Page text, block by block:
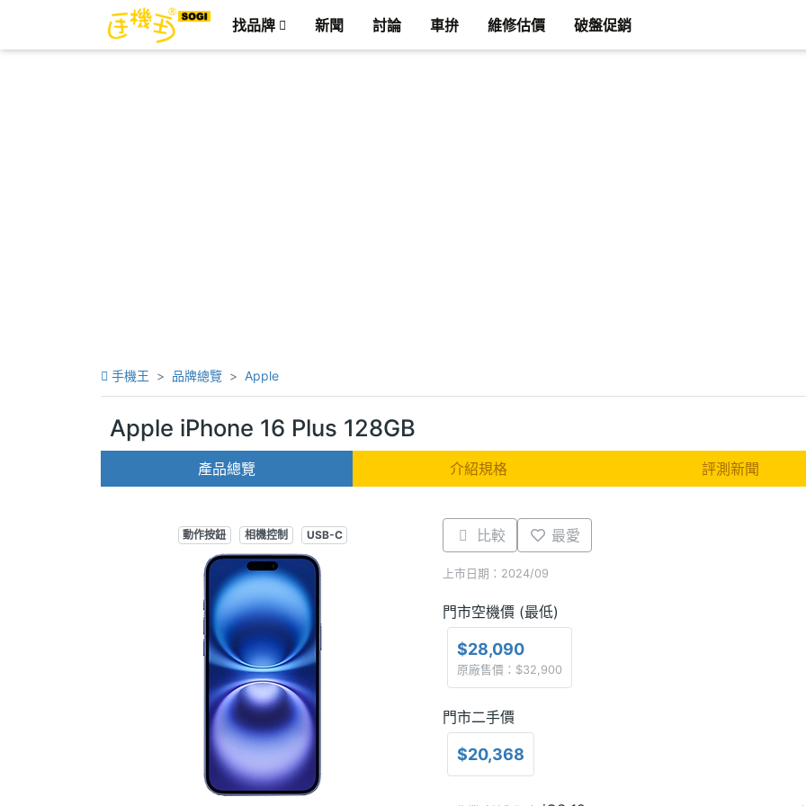
找品牌 新聞 討論 車拚 維修估價 破盤促銷
手機王 品牌總覽 Apple
Apple iPhone 16 Plus 128GB
產品總覽 介紹規格 評測新聞
動作按鈕 相機控制 USB-C 比較 最愛
上市日期：2024/09
門市空機價 (最低)
$28,090
原廠售價：$32,900
門市二手價
$20,368